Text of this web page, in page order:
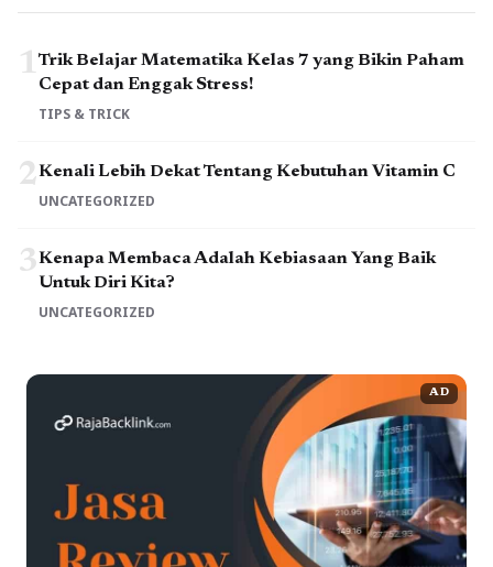
1Trik Belajar Matematika Kelas 7 yang Bikin Paham
Cepat dan Enggak Stress!
TIPS & TRICK
2Kenali Lebih Dekat Tentang Kebutuhan Vitamin C
UNCATEGORIZED
3Kenapa Membaca Adalah Kebiasaan Yang Baik
Untuk Diri Kita?
UNCATEGORIZED
AD